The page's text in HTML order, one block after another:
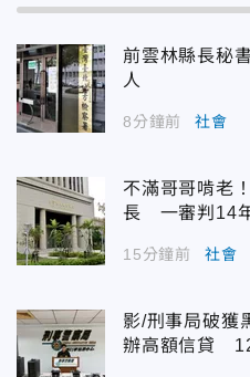
前雲林縣長秘
人
8分鐘前 社會
不滿哥哥啃老
長 一審判14
15分鐘前 社會
影/刑事局破獲
辦高額信貸